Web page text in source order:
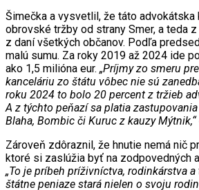
Šimečka a vysvetlil, že táto advokátska
obrovské tržby od strany Smer, a teda
z daní všetkých občanov. Podľa
malú sumu. Za roky 2019 až 2024 ide
ako 1,5 milióna eur. „Príjmy zo smeru
kanceláriu zo štátu vôbec nie sú
roku 2024 to bolo 20 percent z tržieb
A z týchto peňazí sa platia
Blaha, Bombic či Kuruc z kauzy Mýtnik,“
Zároveň zdôraznil, že hnutie nemá nič
ktoré si zaslúžia byť na zodpovedných
„To je príbeh príživníctva, rodinkárstva
štátne peniaze stará nielen o svoju